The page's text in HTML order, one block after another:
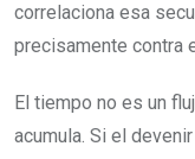
correlaciona esa
precisamente contra
El tiempo no es un
acumula. Si el